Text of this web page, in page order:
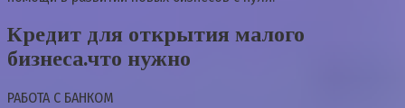
Кредит для открытия малого
бизнеса.что нужно
РАБОТА С БАНКОМ